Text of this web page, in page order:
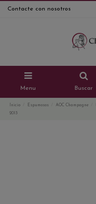
Contacte con nosotros
Menu Buscar
Inicio Espumosos AOC Champagne
2013